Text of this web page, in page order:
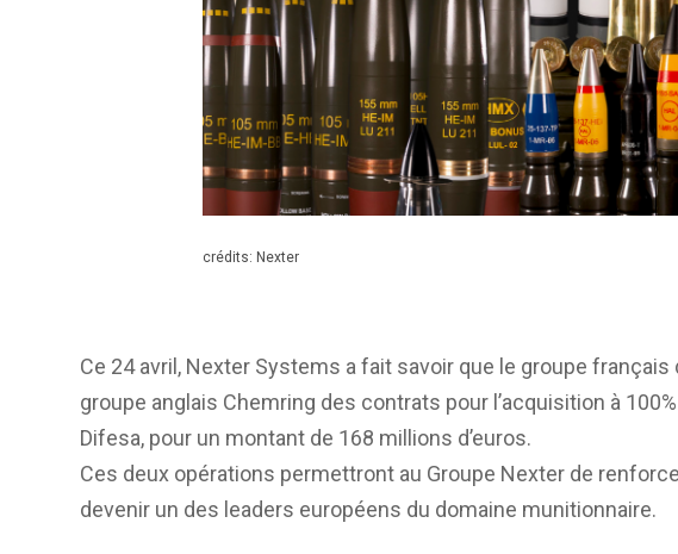
crédits: Nexter
Ce 24 avril, Nexter Systems a fait savoir que le groupe
groupe anglais Chemring des contrats pour l’acquisition à
Difesa, pour un montant de 168 millions d’euros.
Ces deux opérations permettront au Groupe Nexter de
devenir un des leaders européens du domaine munitionnaire.